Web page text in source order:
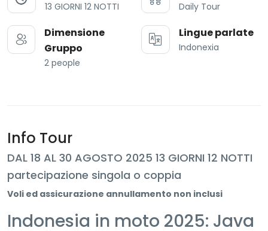
13 GIORNI 12 NOTTI Daily Tour
Dimensione
Gruppo
2 people
Lingue parlate
Indonexia
Info Tour
DAL 18 AL 30 AGOSTO 2025 13 GIORNI 12 NOTTI
partecipazione singola o coppia
Voli ed assicurazione annullamento non inclusi
Indonesia in moto 2025: Java